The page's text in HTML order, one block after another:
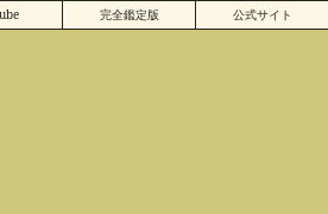
完全鑑定版 公式サイト